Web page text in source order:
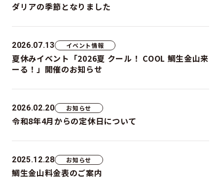
ダリアの季節となりました
2026.07.13 イベント情報
夏休みイベント「2026夏 クール！ COOL 鯛生金山来
ーる！」開催のお知らせ
2026.02.20 お知らせ
令和8年4月からの定休日について
2025.12.28 お知らせ
鯛生金山料金表のご案内